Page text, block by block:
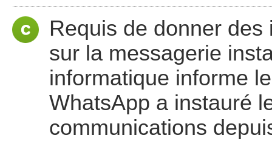
Requis de donner
sur la messagerie
informatique informe
WhatsApp a instauré
communications